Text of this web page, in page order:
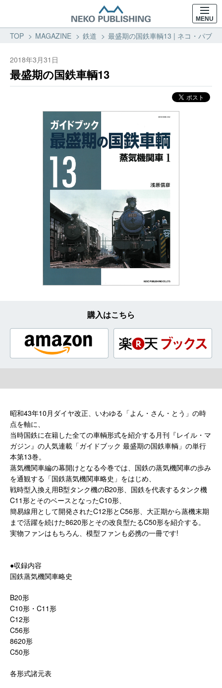
MENU
TOP MAGAZINE 鉄道 最盛期の国鉄車輌13 | ネコ・パブリ
2018年3月31日
最盛期の国鉄車輌13
購入はこちら
昭和43年10月ダイヤ改正、いわゆる「よん・さん・とう」の時
点を軸に、
当時国鉄に在籍した全ての車輌形式を紹介する月刊『レイル・マ
ガジン』の人気連載「ガイドブック 最盛期の国鉄車輌」の単行
本第13巻。
蒸気機関車編の幕開けとなる今巻では、国鉄の蒸気機関車の歩み
を通観する「国鉄蒸気機関車略史」をはじめ、
戦時型入換え用B型タンク機のB20形、国鉄を代表するタンク機
C11形とそのベースとなったC10形、
簡易線用として開発されたC12形とC56形、大正期から蒸機末期
まで活躍を続けた8620形とその改良型たるC50形を紹介する。
実物ファンはもちろん、模型ファンも必携の一冊です!
●収録内容
国鉄蒸気機関車略史
B20形
C10形・C11形
C12形
C56形
8620形
C50形
各形式諸元表